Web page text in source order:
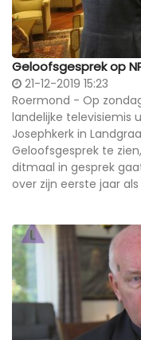
Geloofsgesprek op
21-12-2019 15:23
Roermond - Op
landelijke televisiemis
Josephkerk in
Geloofsgesprek te
ditmaal in gesprek
over zijn eerste jaar